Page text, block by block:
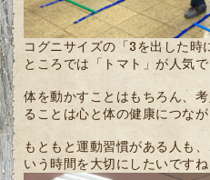
コグニサイズの「3を出した時
ところでは「トマト」が人気
体を動かすことはもちろん、
ることは心と体の健康につなが
もともと運動習慣がある人も
いう時間を大切にしたいですね